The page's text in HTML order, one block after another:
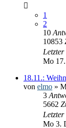
1
2
10
10853
Mo
18.11.:
von elmo »
3
5662
Mo 3.